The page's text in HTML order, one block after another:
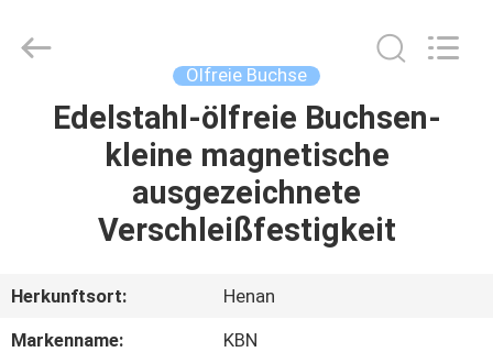
HAUS
PRODUKTE
UNS
Ölfreie Buchse
Edelstahl-ölfreie Buchsen-
kleine magnetische
ausgezeichnete
Verschleißfestigkeit
Herkunftsort:
Henan
Markenname:
KBN